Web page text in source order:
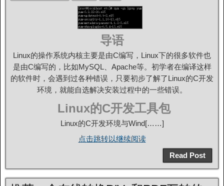
导语
Linux的操作系统内核主要是由C编写，Linux下的很多软件也
是由C编写的，比如MySQL、Apache等。初学者在编译这样
的软件时，会遇到过各种错误，只要初步了解了Linux的C开发
环境，就能自选解决安装过程中的一些错误。
Linux的C开发工具包
Linux的C开发环境与Wind[……]
点击跳转以继续阅读
Read Post